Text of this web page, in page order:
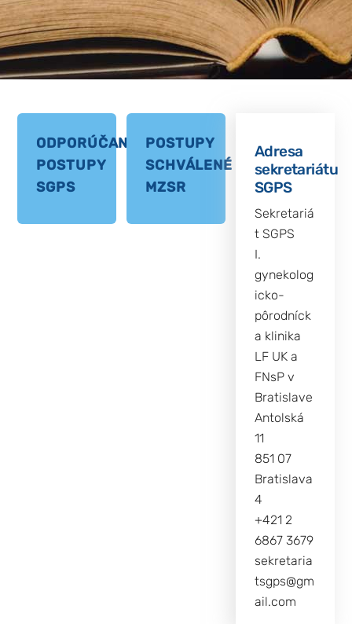
ODPORÚČANÉ
POSTUPY
SGPS
POSTUPY
SCHVÁLENÉ
MZSR
Adresa
sekretariátu
SGPS
Sekretariá
t SGPS
I.
gynekolog
icko-
pôrodníck
a klinika
LF UK a
FNsP v
Bratislave
Antolská
11
851 07
Bratislava
4
+421 2
6867 3679
sekretaria
tsgps@gm
ail.com